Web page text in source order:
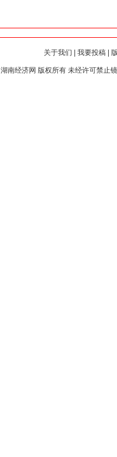
关于我们 我要投稿|
湖南经济网 版权所有 未经许可禁止